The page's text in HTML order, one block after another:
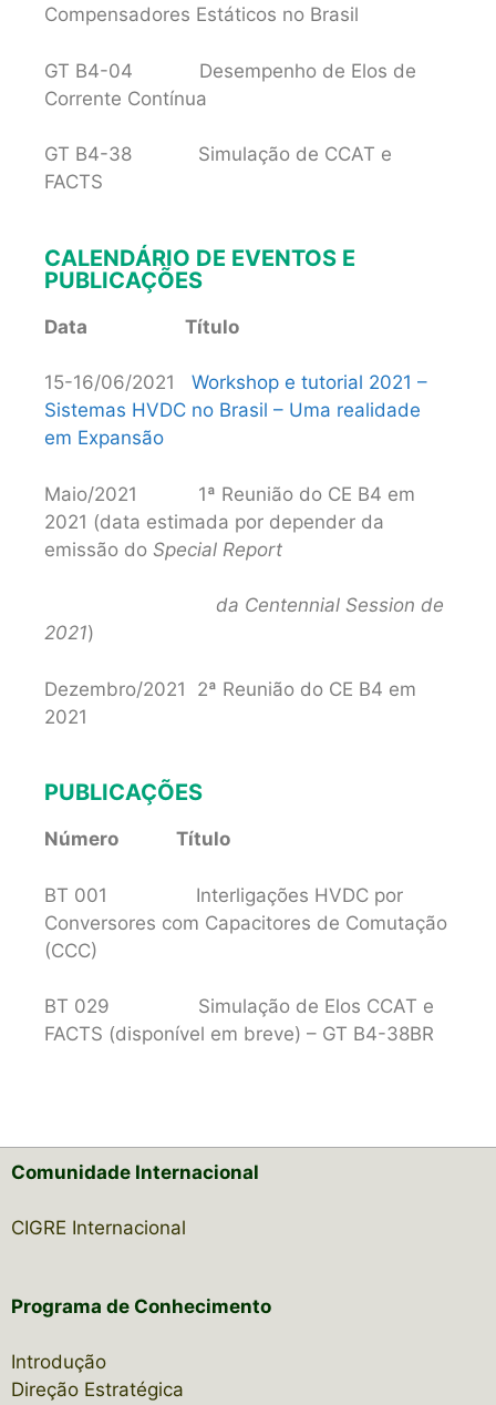
Compensadores Estáticos no Brasil
GT B4-04 Desempenho de Elos de
Corrente Contínua
GT B4-38 Simulação de CCAT e
FACTS
CALENDÁRIO DE EVENTOS E
PUBLICAÇÕES
Data Título
15-16/06/2021 Workshop e tutorial 2021 –
Sistemas HVDC no Brasil – Uma realidade
em Expansão
Maio/2021 1ª Reunião do CE B4 em
2021 (data estimada por depender da
emissão do Special Report
da Centennial Session de
2021)
Dezembro/2021 2ª Reunião do CE B4 em
2021
PUBLICAÇÕES
Número Título
BT 001 Interligações HVDC por
Conversores com Capacitores de Comutação
(CCC)
BT 029 Simulação de Elos CCAT e
FACTS (disponível em breve) – GT B4-38BR
Comunidade Internacional
CIGRE Internacional
Programa de Conhecimento
Introdução
Direção Estratégica